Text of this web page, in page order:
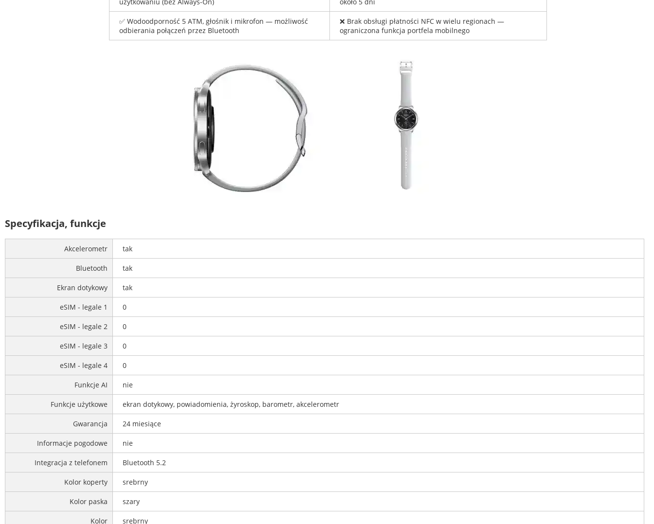
✅ Wodoodporność 5 ATM, głośnik i mikrofon — możliwość
odbierania połączeń przez Bluetooth
❌ Brak obsługi płatności NFC w wielu regionach —
ograniczona funkcja portfela mobilnego
Specyfikacja, funkcje
Akcelerometr tak
Bluetooth tak
Ekran dotykowy tak
eSIM - legale 1 0
eSIM - legale 2 0
eSIM - legale 3 0
eSIM - legale 4 0
Funkcje AI nie
Funkcje użytkowe ekran dotykowy, powiadomienia, żyroskop, barometr, akcelerometr
Gwarancja 24 miesiące
Informacje pogodowe nie
Integracja z telefonem Bluetooth 5.2
Kolor koperty srebrny
Kolor paska szary
Kolor srebrny